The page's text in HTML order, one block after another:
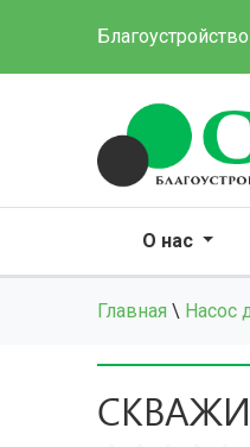
О нас
Главная \ Насос